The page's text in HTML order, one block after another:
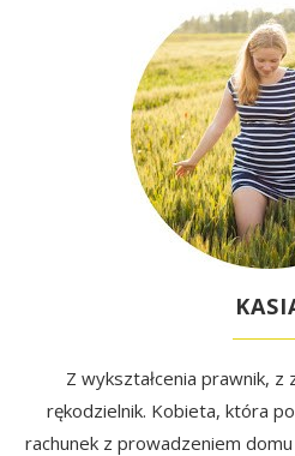
Z wykształcenia prawnik, z
rękodzielnik. Kobieta, która
rachunek z prowadzeniem